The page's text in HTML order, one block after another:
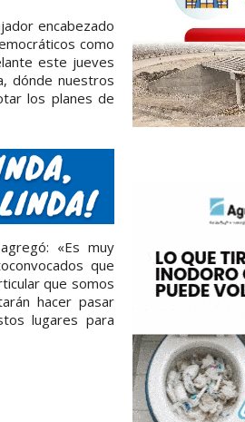
encabezado
como
este jueves
dónde nuestros
los planes de
«Es muy
que
que somos
hacer pasar
lugares para